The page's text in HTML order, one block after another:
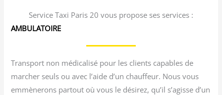
Service Taxi Paris 20 vous propose ses services :
AMBULATOIRE
Transport non médicalisé pour les clients capables de
marcher seuls ou avec l’aide d’un chauffeur. Nous vous
emmènerons partout où vous le désirez, qu’il s’agisse d’un